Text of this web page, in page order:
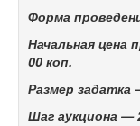
Форма
Начальная цена
00 коп.
Размер задатка
Шаг аукциона —